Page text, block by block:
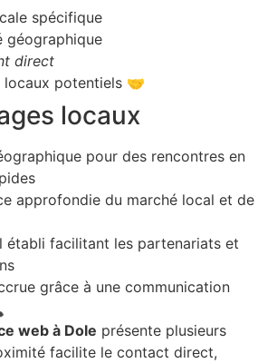
spécifique
géographique
direct
locaux potentiels 🤝
locaux
pour des rencontres en
approfondie du marché local et de
établi facilitant les partenariats et
grâce à une communication
web à Dole présente plusieurs
facilite le contact direct,